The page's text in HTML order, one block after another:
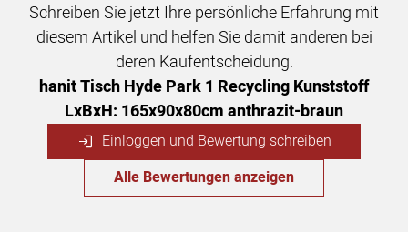
Schreiben Sie jetzt Ihre persönliche Erfahrung mit
diesem Artikel und helfen Sie damit anderen bei
deren Kaufentscheidung.
hanit Tisch Hyde Park 1 Recycling Kunststoff
LxBxH: 165x90x80cm anthrazit-braun
Einloggen und Bewertung schreiben
Alle Bewertungen anzeigen